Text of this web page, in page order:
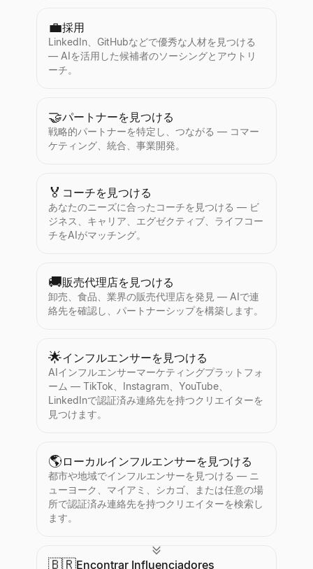
💼採用
LinkedIn、GitHubなどで優秀な人材を見つける
— AIを活用した候補者のソーシングとアウトリ
ーチ。
🤝パートナーを見つける
戦略的パートナーを特定し、つながる — コマー
ケティング、統合、事業開発。
🏅 コーチを見つける
あなたのニーズに合ったコーチを見つける — ビ
ジネス、キャリア、エグゼクティブ、ライフコー
チをAIがマッチング。
🚚販売代理店を見つける
卸売、食品、業界の販売代理店を発見 — AIで連
絡先を確認し、パートナーシップを構築します。
🌟インフルエンサーを見つける
AIインフルエンサーマーケティングプラットフォ
ーム — TikTok、Instagram、YouTube、
LinkedInで認証済み連絡先を持つクリエイターを
見つけます。
🌎 ローカルインフルエンサーを見つける
都市や地域でインフルエンサーを見つける — ニ
ューヨーク、マイアミ、シカゴ、または任意の場
所で認証済み連絡先を持つクリエイターを検索し
ます。
🇧🇷Encontrar Influenciadores